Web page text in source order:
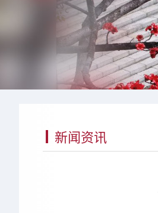
新闻资讯